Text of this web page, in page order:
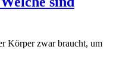
Körper zwar braucht, um